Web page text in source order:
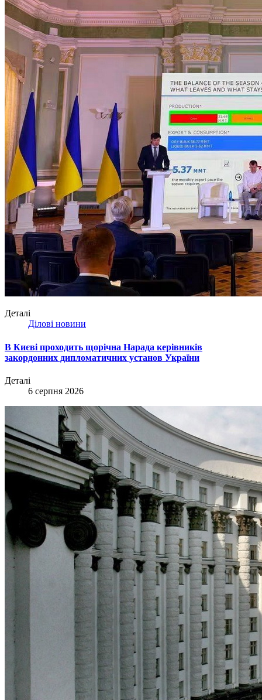
Деталі
Ділові новини
В Києві проходить щорічна Нарада керівників
закордонних дипломатичних установ України
Деталі
6 серпня 2026